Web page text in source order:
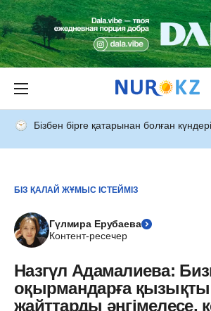
Бізбен бірге қатарынан болған
БІЗ ҚАЛАЙ ЖҰМЫС ІСТЕЙМІЗ
Гүлмира Ерубаева
Контент-ресечер
Назгүл Адамалиева:
оқырмандарға қызықты
жайттарды әңгімелесе,